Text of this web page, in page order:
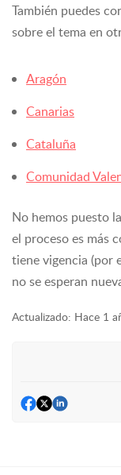
También puedes
sobre el tema en
Aragón
Canarias
Cataluña
Comunidad
No hemos puesto
el proceso es más
tiene vigencia (por
no se esperan
Actualizado: Hace 1